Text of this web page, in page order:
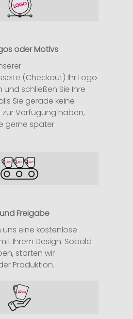
oder Motivs
(Checkout) Ihr Logo
schließen Sie Ihre
Sie gerade keine
Verfügung haben,
gerne später
Freigabe
eine kostenlose
Ihrem Design. Sobald
starten wir
Produktion.